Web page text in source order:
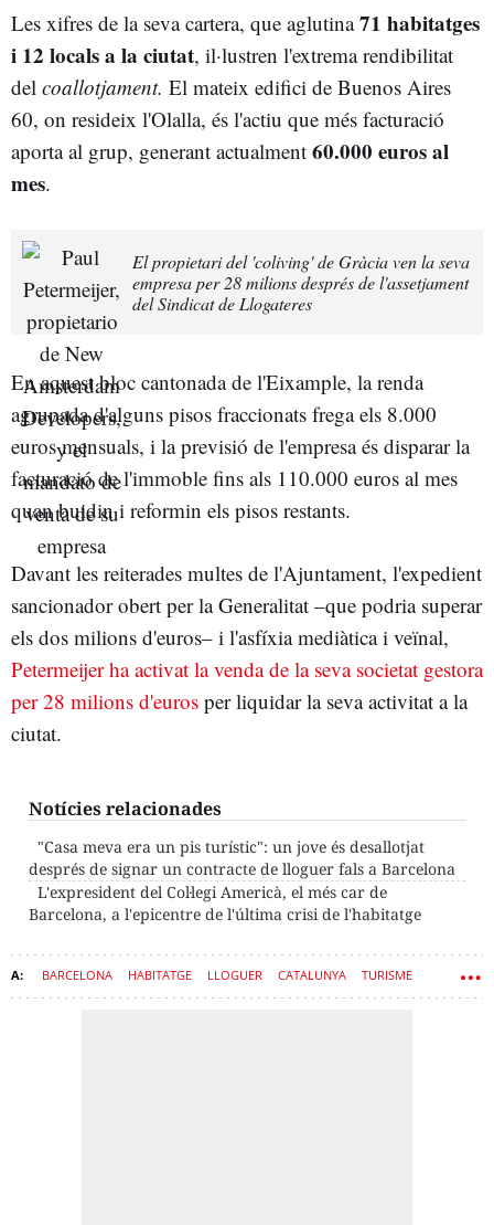
Les xifres de la seva cartera, que aglutina71 habitatges
i 12 locals a la ciutat, il·lustren l'extrema rendibilitat
del coallotjament. El mateix edifici de Buenos Aires
60, on resideix l'Olalla, és l'actiu que més facturació
aporta al grup, generant actualment 60.000 euros al
mes.
El propietari del 'coliving' de Gràcia ven la seva
empresa per 28 milions després de l'assetjament
del Sindicat de Llogateres
En aquest bloc cantonada de l'Eixample, la renda
agrupada d'alguns pisos fraccionats frega els 8.000
euros mensuals, i la previsió de l'empresa és disparar la
facturació de l'immoble fins als 110.000 euros al mes
quan buidin i reformin els pisos restants.
Davant les reiterades multes de l'Ajuntament, l'expedient
sancionador obert per la Generalitat –que podria superar
els dos milions d'euros– i l'asfíxia mediàtica i veïnal,
Petermeijer ha activat la venda de la seva societat gestora
per 28 milions d'euros per liquidar la seva activitat a la
ciutat.
Notícies relacionades
"Casa meva era un pis turístic": un jove és desallotjat
després de signar un contracte de lloguer fals a Barcelona
L'expresident del Col·legi Americà, el més car de
Barcelona, ​​a l'epicentre de l'última crisi de l'habitatge
BARCELONA HABITATGE LLOGUER CATALUNYA TURISME